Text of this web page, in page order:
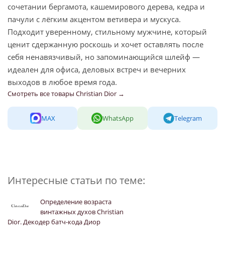
сочетании бергамота, кашемирового дерева, кедра и
пачули с лёгким акцентом ветивера и мускуса.
Подходит уверенному, стильному мужчине, который
ценит сдержанную роскошь и хочет оставлять после
себя ненавязчивый, но запоминающийся шлейф —
идеален для офиса, деловых встреч и вечерних
выходов в любое время года.
Смотреть все товары Christian Dior →
MAX WhatsApp Telegram
Интересные статьи по теме:
Определение возраста
винтажных духов Christian
Dior. Декодер батч-кода Диор